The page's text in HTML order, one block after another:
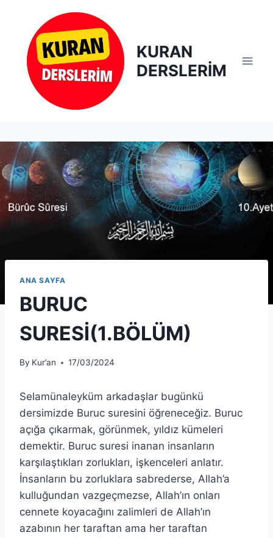
content
KURAN
DERSLERİM
ANA SAYFA
BURUC
SURESİ(1.BÖLÜM)
By Kur’an 17/03/2024
Selamünaleyküm arkadaşlar bugünkü
dersimizde Buruc suresini öğreneceğiz. Buruc
açığa çıkarmak, görünmek, yıldız kümeleri
demektir. Buruc suresi inanan insanların
karşılaştıkları zorlukları, işkenceleri anlatır.
İnsanların bu zorluklara sabrederse, Allah’a
kulluğundan vazgeçmezse, Allah’ın onları
cennete koyacağını zalimleri de Allah’ın
azabının her taraftan ama her taraftan